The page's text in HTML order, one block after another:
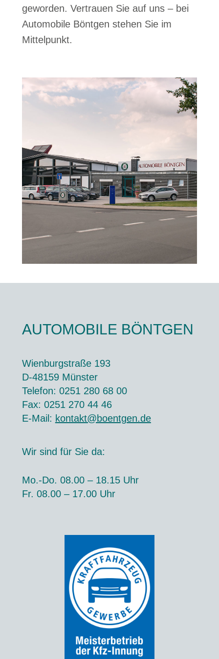
geworden. Vertrauen Sie auf uns – bei
Automobile Böntgen stehen Sie im
Mittelpunkt.
AUTOMOBILE BÖNTGEN
Wienburgstraße 193
D-48159 Münster
Telefon: 0251 280 68 00
Fax: 0251 270 44 46
E-Mail: kontakt@boentgen.de
Wir sind für Sie da:
Mo.-Do. 08.00 – 18.15 Uhr
Fr. 08.00 – 17.00 Uhr